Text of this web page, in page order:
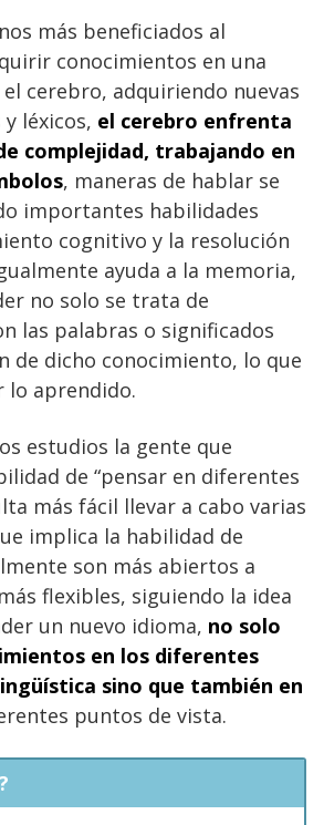
más beneficiados al
conocimientos en una
el cerebro, adquiriendo nuevas
léxicos, el cerebro enfrenta
complejidad, trabajando en
, maneras de hablar se
importantes habilidades
cognitivo y la resolución
ayuda a la memoria,
no solo se trata de
las palabras o significados
de dicho conocimiento, lo que
lo aprendido.
estudios la gente que
de “pensar en diferentes
más fácil llevar a cabo varias
implica la habilidad de
son más abiertos a
flexibles, siguiendo la idea
un nuevo idioma, no solo
en los diferentes
sino que también en
puntos de vista.